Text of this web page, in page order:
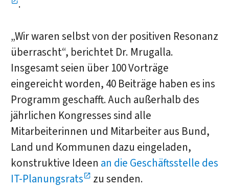
.
„Wir waren selbst von der positiven Resonanz
überrascht“, berichtet Dr. Mrugalla.
Insgesamt seien über 100 Vorträge
eingereicht worden, 40 Beiträge haben es ins
Programm geschafft. Auch außerhalb des
jährlichen Kongresses sind alle
Mitarbeiterinnen und Mitarbeiter aus Bund,
Land und Kommunen dazu eingeladen,
konstruktive Ideen an die Geschäftsstelle des
IT-Planungsrats
zu senden.